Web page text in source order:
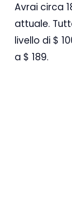
Avrai circa
attuale.
livello di $
a $ 189.